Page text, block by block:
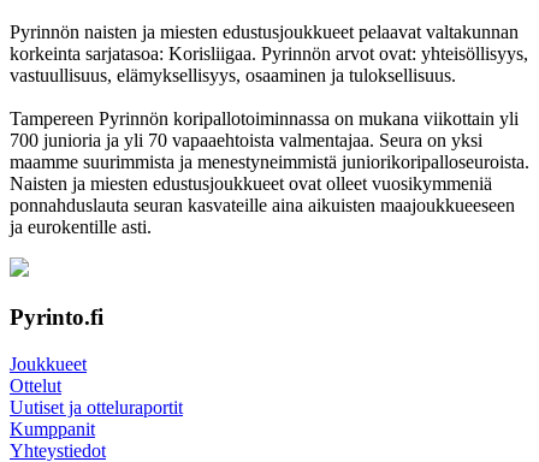
Pyrinnön naisten ja miesten edustusjoukkueet pelaavat valtakunnan
korkeinta sarjatasoa: Korisliigaa. Pyrinnön arvot ovat: yhteisöl­lisyys,
vastuul­lisuus, elämyk­sellisyys, osaaminen ja tulok­sellisuus.
Tampereen Pyrinnön kori­pallo­toimin­nassa on mukana viikottain yli
700 junioria ja yli 70 vapaa­ehtoista valmen­tajaa. Seura on yksi
maamme suurim­mista ja menes­tyneim­mistä juni­ori­kori­pallo­seuroista.
Naisten ja miesten edustus­joukkueet ovat olleet vuosi­kymmeniä
ponnahdus­lauta seuran kasvateille aina aikuisten maa­joukkueeseen
ja euro­kentille asti.
Pyrinto.fi
Joukkueet
Ottelut
Uutiset ja otteluraportit
Kumppanit
Yhteystiedot